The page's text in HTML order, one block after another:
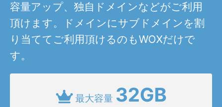
容量アップ、独自ドメインなどがご利用
頂けます。ドメインにサブドメインを割
り当ててご利用頂けるのもWOXだけで
す。
最大容量 32GB